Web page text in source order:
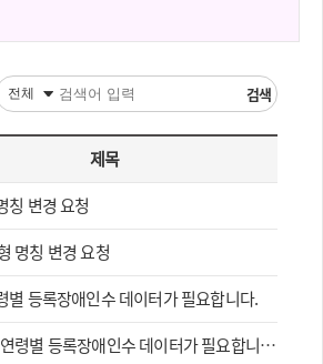
검색
제목
칭 변경 요청
명칭 변경 요청
별 등록장애인수 데이터가 필요합니다.
령별 등록장애인수 데이터가 필요합니다.